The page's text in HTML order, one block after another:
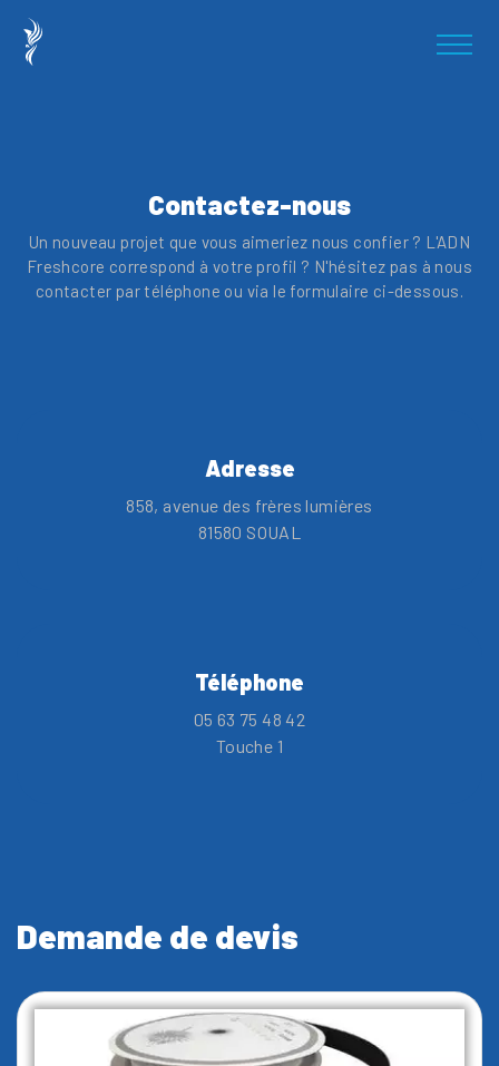
Contactez-nous
Un nouveau projet que vous aimeriez nous confier ? L'ADN
Freshcore correspond à votre profil ? N'hésitez pas à nous
contacter par téléphone ou via le formulaire ci-dessous.
Adresse
858, avenue des frères lumières
81580 SOUAL
Téléphone
05 63 75 48 42
Touche 1
Demande de devis